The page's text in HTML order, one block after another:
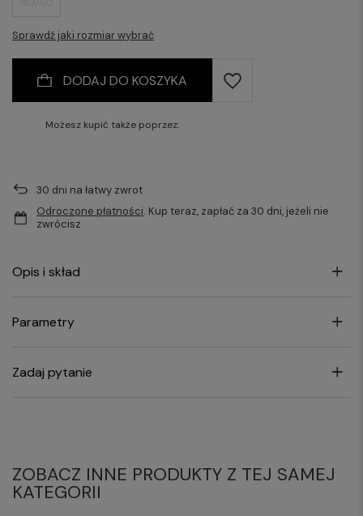
Sprawdź jaki rozmiar wybrać
DODAJ DO KOSZYKA
Możesz kupić także poprzez:
30 dni na łatwy zwrot
Odroczone płatności. Kup teraz, zapłać za 30 dni, jeżeli nie
zwrócisz
Opis i skład
Parametry
Zadaj pytanie
ZOBACZ INNE PRODUKTY Z TEJ SAMEJ
KATEGORII